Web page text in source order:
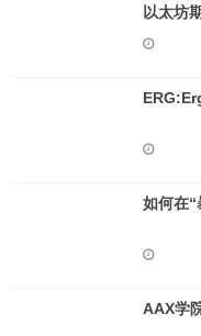
以太坊
如何在“
AAX学